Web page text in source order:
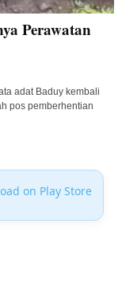
Perawatan
adat Baduy kembali
pos pemberhentian